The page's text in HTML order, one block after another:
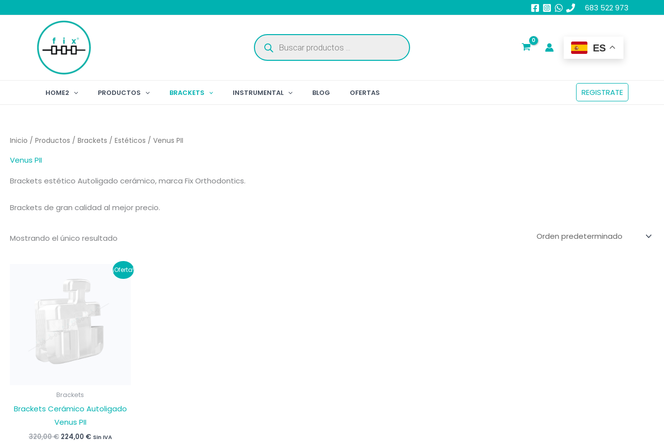
683 522 973
Búsqueda
de
productos ES
HOME2 PRODUCTOS BRACKETS INSTRUMENTAL BLOG OFERTAS REGISTRATE
Inicio / Productos / Brackets / Estéticos / Venus PII
Venus PII
Brackets estético Autoligado cerámico, marca Fix Orthodontics.
Brackets de gran calidad al mejor precio.
Mostrando el único resultado
¡Oferta!
Brackets
Brackets Cerámico Autoligado
Venus PII
320,00€ El
224,00 €ElSin IVA